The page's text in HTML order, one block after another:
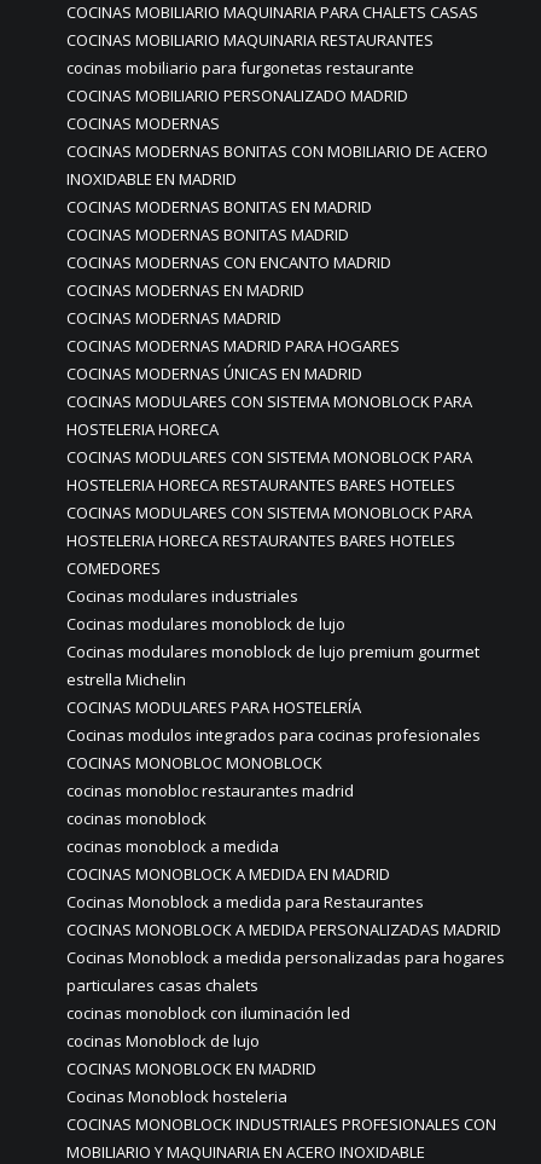
COCINAS MOBILIARIO MAQUINARIA PARA CHALETS CASAS
COCINAS MOBILIARIO MAQUINARIA RESTAURANTES
cocinas mobiliario para furgonetas restaurante
COCINAS MOBILIARIO PERSONALIZADO MADRID
COCINAS MODERNAS
COCINAS MODERNAS BONITAS CON MOBILIARIO DE ACERO
INOXIDABLE EN MADRID
COCINAS MODERNAS BONITAS EN MADRID
COCINAS MODERNAS BONITAS MADRID
COCINAS MODERNAS CON ENCANTO MADRID
COCINAS MODERNAS EN MADRID
COCINAS MODERNAS MADRID
COCINAS MODERNAS MADRID PARA HOGARES
COCINAS MODERNAS ÚNICAS EN MADRID
COCINAS MODULARES CON SISTEMA MONOBLOCK PARA
HOSTELERIA HORECA
COCINAS MODULARES CON SISTEMA MONOBLOCK PARA
HOSTELERIA HORECA RESTAURANTES BARES HOTELES
COCINAS MODULARES CON SISTEMA MONOBLOCK PARA
HOSTELERIA HORECA RESTAURANTES BARES HOTELES
COMEDORES
Cocinas modulares industriales
Cocinas modulares monoblock de lujo
Cocinas modulares monoblock de lujo premium gourmet
estrella Michelin
COCINAS MODULARES PARA HOSTELERÍA
Cocinas modulos integrados para cocinas profesionales
COCINAS MONOBLOC MONOBLOCK
cocinas monobloc restaurantes madrid
cocinas monoblock
cocinas monoblock a medida
COCINAS MONOBLOCK A MEDIDA EN MADRID
Cocinas Monoblock a medida para Restaurantes
COCINAS MONOBLOCK A MEDIDA PERSONALIZADAS MADRID
Cocinas Monoblock a medida personalizadas para hogares
particulares casas chalets
cocinas monoblock con iluminación led
cocinas Monoblock de lujo
COCINAS MONOBLOCK EN MADRID
Cocinas Monoblock hosteleria
COCINAS MONOBLOCK INDUSTRIALES PROFESIONALES CON
MOBILIARIO Y MAQUINARIA EN ACERO INOXIDABLE